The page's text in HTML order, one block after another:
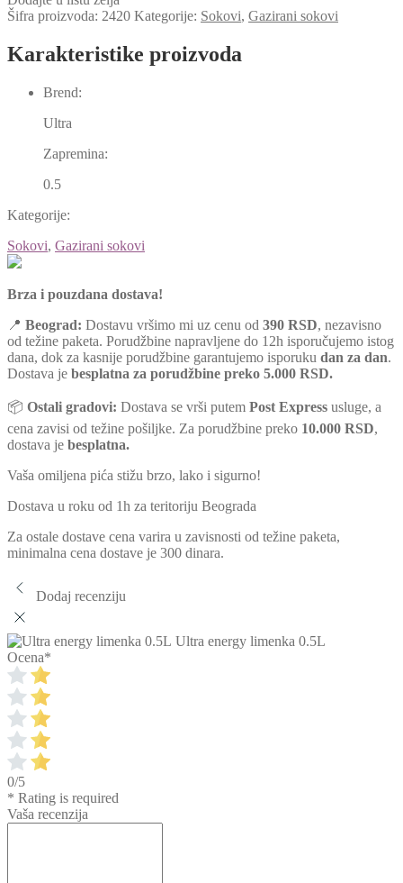
Šifra proizvoda: 2420 Kategorije: Sokovi, Gazirani sokovi
Karakteristike proizvoda
Brend:
Ultra
Zapremina:
0.5
Kategorije:
Sokovi, Gazirani sokovi
Brza i pouzdana dostava!
📍 Beograd: Dostavu vršimo mi uz cenu od 390 RSD, nezavisno
od težine paketa. Porudžbine napravljene do 12h isporučujemo istog
dana, dok za kasnije porudžbine garantujemo isporuku dan za dan.
Dostava je besplatna za porudžbine preko 5.000 RSD.
📦 Ostali gradovi: Dostava se vrši putem Post Express usluge, a
cena zavisi od težine pošiljke. Za porudžbine preko 10.000 RSD,
dostava je besplatna.
Vaša omiljena pića stižu brzo, lako i sigurno!
Dostava u roku od 1h za teritoriju Beograda
Za ostale dostave cena varira u zavisnosti od težine paketa,
minimalna cena dostave je 300 dinara.
Dodaj recenziju
Ultra energy limenka 0.5L
Ocena*
0/5
* Rating is required
Vaša recenzija